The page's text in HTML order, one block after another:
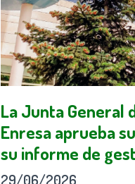
La Junta General
Enresa aprueba
su informe de
29/06/2026